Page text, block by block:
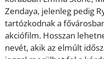
Zendaya, jelenleg pedig
tartózkodnak a
akciófilm. Hosszan
nevét, akik az elmúlt